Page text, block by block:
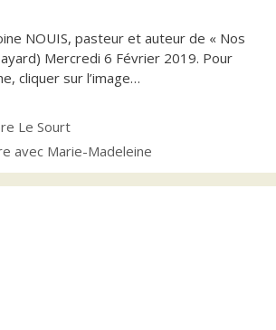
NOUIS, pasteur et auteur de « Nos
Mercredi 6 Février 2019. Pour
cliquer sur l’image…
Le Sourt
avec Marie-Madeleine